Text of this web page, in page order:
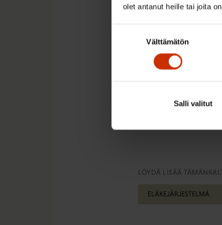
olet antanut heille tai joita
Välttämätön
Salli valitut
eläkevakuuttajat
Tutkimuksessa
LÖYDÄ LISÄÄ
ELÄKEJÄRJESTELMÄ